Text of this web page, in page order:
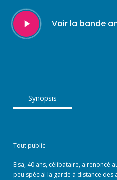
Play
Video
Voir la bande
Synopsis
Tout public
Elsa, 40 ans, célibataire, a renoncé
peu spécial la garde à distance